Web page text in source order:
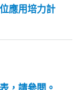
應用培力計
，請參閱。